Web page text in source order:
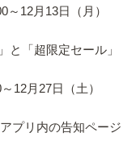
12月13日（月）
と「超限定セール」
12月27日（土）
プリ内の告知ページ